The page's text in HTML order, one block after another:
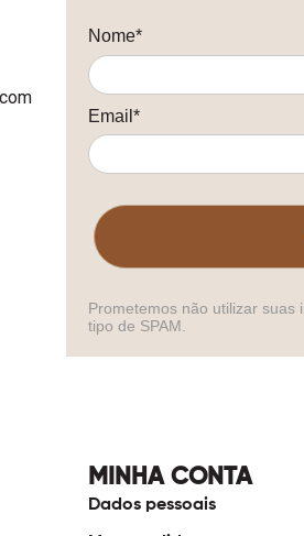
Nome*
Email*
Prometemos não utilizar
tipo de SPAM.
MINHA CONTA
Dados pessoais